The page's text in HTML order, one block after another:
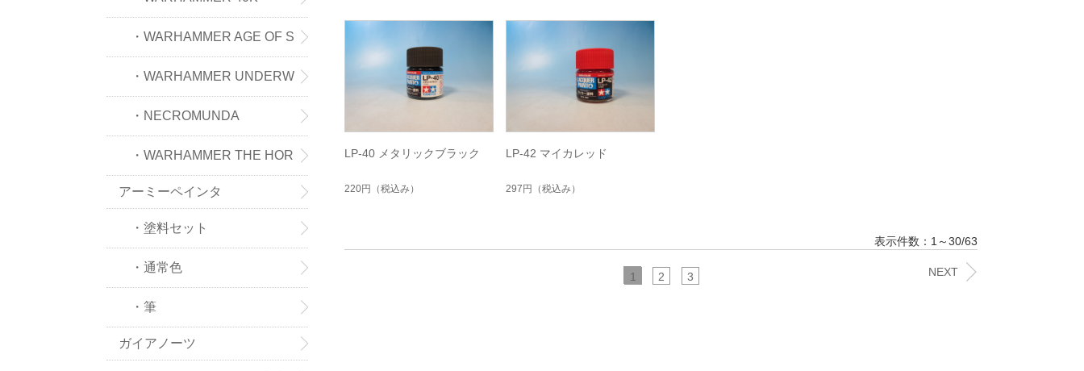
LP-40 メタリックブラック
220円 （税込み）
LP-42 マイカレッド
297円 （税込み）
表示件数：1～30/63
NEXT
1 2 3
・WARHAMMER AGE OF S
IGMAR
・WARHAMMER UNDERW
ORLDS
・NECROMUNDA
・WARHAMMER THE HOR
US HERESY
アーミーペインタ
・塗料セット
・通常色
・筆
ガイアノーツ